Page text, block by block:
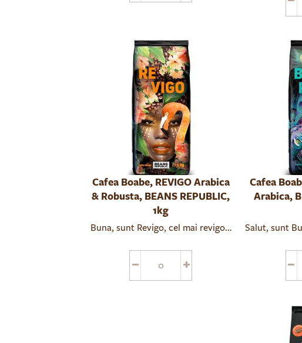
Cafea Boabe, REVIGO Arabica
& Robusta, BEANS REPUBLIC,
1kg
Cafea
Arabica,